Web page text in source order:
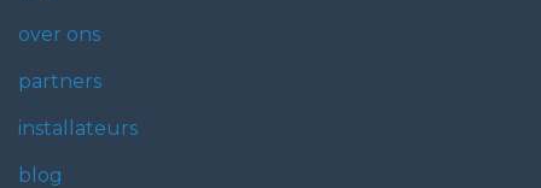
over ons
partners
installateurs
blog